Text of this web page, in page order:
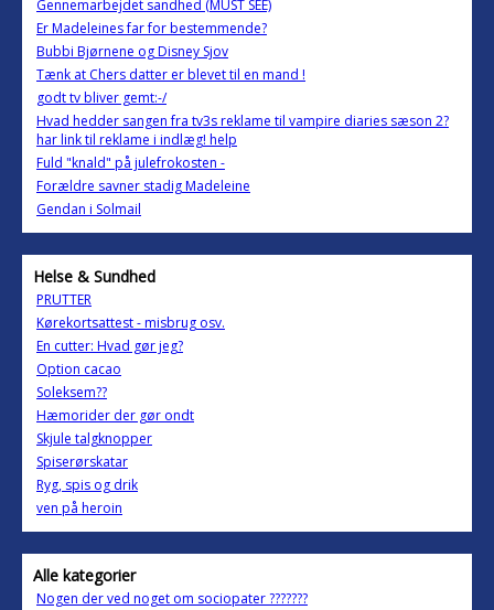
Gennemarbejdet sandhed (MUST SEE)
Er Madeleines far for bestemmende?
Bubbi Bjørnene og Disney Sjov
Tænk at Chers datter er blevet til en mand !
godt tv bliver gemt:-/
Hvad hedder sangen fra tv3s reklame til vampire diaries sæson 2?
har link til reklame i indlæg! help
Fuld "knald" på julefrokosten -
Forældre savner stadig Madeleine
Gendan i Solmail
Helse & Sundhed
PRUTTER
Kørekortsattest - misbrug osv.
En cutter: Hvad gør jeg?
Option cacao
Soleksem??
Hæmorider der gør ondt
Skjule talgknopper
Spiserørskatar
Ryg, spis og drik
ven på heroin
Alle kategorier
Nogen der ved noget om sociopater ???????